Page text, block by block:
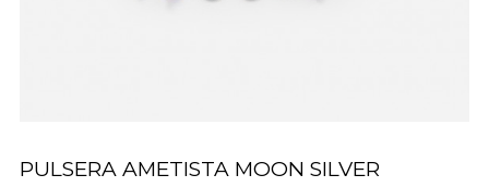
PULSERA AMETISTA MOON SILVER